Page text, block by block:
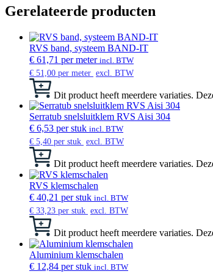
Gerelateerde producten
RVS band, systeem BAND-IT
€ 61,71 per meter incl. BTW
€ 51,00 per meter excl. BTW
Dit product heeft meerdere variaties.
Serratub snelsluitklem RVS Aisi 304
€ 6,53 per stuk incl. BTW
€ 5,40 per stuk excl. BTW
Dit product heeft meerdere variaties.
RVS klemschalen
€ 40,21 per stuk incl. BTW
€ 33,23 per stuk excl. BTW
Dit product heeft meerdere variaties.
Aluminium klemschalen
€ 12,84 per stuk incl. BTW